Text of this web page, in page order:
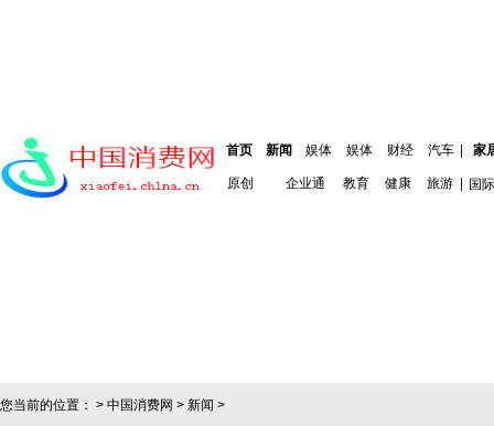
首页 新闻 娱体 娱体 财经 汽车 家
原创 企业通 教育 健康 旅游 国际
您当前的位置： > 中国消费网 > 新闻 >